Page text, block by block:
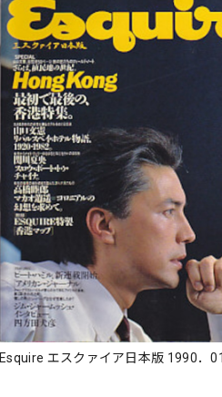
Esquire エスクァイア日本版 1990．